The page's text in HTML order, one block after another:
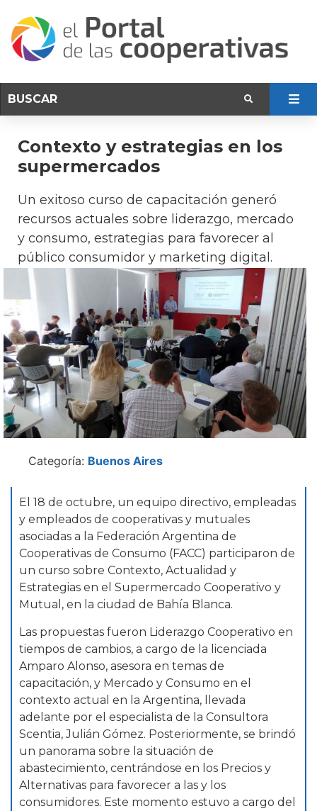
Contexto y estrategias en los
supermercados
Un exitoso curso de capacitación generó
recursos actuales sobre liderazgo, mercado
y consumo, estrategias para favorecer al
público consumidor y marketing digital.
Categoría: Buenos Aires
El 18 de octubre, un equipo directivo, empleadas
y empleados de cooperativas y mutuales
asociadas a la Federación Argentina de
Cooperativas de Consumo (FACC) participaron de
un curso sobre Contexto, Actualidad y
Estrategias en el Supermercado Cooperativo y
Mutual, en la ciudad de Bahía Blanca.
Las propuestas fueron Liderazgo Cooperativo en
tiempos de cambios, a cargo de la licenciada
Amparo Alonso, asesora en temas de
capacitación, y Mercado y Consumo en el
contexto actual en la Argentina, llevada
adelante por el especialista de la Consultora
Scentia, Julián Gómez. Posteriormente, se brindó
un panorama sobre la situación de
abastecimiento, centrándose en los Precios y
Alternativas para favorecer a las y los
consumidores. Este momento estuvo a cargo del